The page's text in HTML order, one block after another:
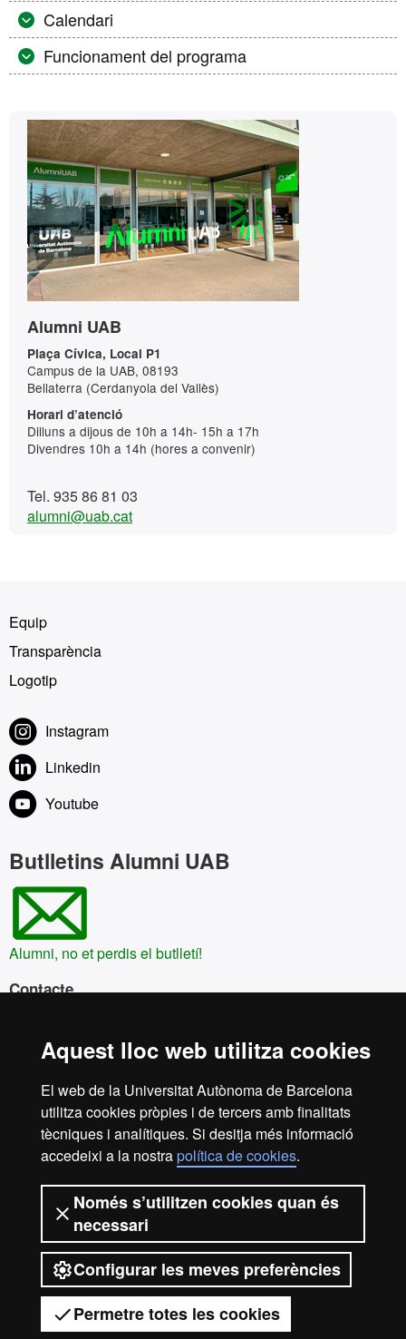
Aquest lloc web utilitza cookies
El web de la Universitat Autònoma de Barcelona
utilitza cookies pròpies i de tercers amb finalitats
tècniques i analítiques. Si desitja més informació
accedeixi a la nostrapolítica de cookies.
Només s’utilitzen cookies quan és
necessari
Configurar les meves preferències
Permetre totes les cookies
Calendari
Funcionament del programa
Informació
complementària
Contacte
Alumni UAB
Plaça Cívica, Local P1
Campus de la UAB, 08193
Bellaterra (Cerdanyola del Vallès)
Horari d’atenció
Dilluns a dijous de 10h a 14h- 15h a 17h
Divendres 10h a 14h (hores a convenir)
Tel. 935 86 81 03
alumni@uab.cat
Equip
Transparència
Logotip
Instagram
Linkedin
Youtube
Butlletins Alumni UAB
Alumni, no et perdis el butlletí!
Contacte
93 586 81 03
Plaça Cívica, Local P1
08193 Bellaterra
Cerdanyola del Vallès
Dilluns a dijous de 10h a 14h- 15h a 17h
Divendres 10h a 14h (hores a convenir)
Reconeixement internacional de l'excel·lència
© 2026 Universitat Autònoma de Barcelona